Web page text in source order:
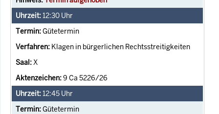
12:30 Uhr
Gütetermin
Klagen in bürgerlichen Rechtsstreitigkeiten
X
9 Ca 5226/26
12:45 Uhr
Gütetermin